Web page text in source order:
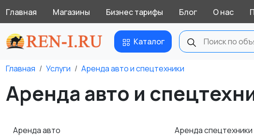
Главная Магазины Бизнес тарифы Блог О нас
Каталог
Главная Услуги Аренда авто и спецтехники
Аренда авто и
Аренда авто Аренда спецтехники